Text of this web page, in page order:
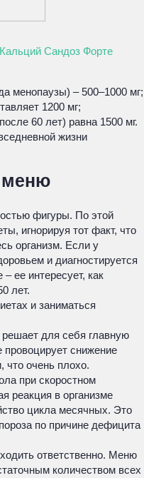
Сандоз Форте
менопаузы) – 500–1000 мг;
1200 мг;
60 лет) равна 1500 мг.
жизни
меню
фигуры. По этой
игнорируя тот факт, что
организм. Если у
и диагностируется
ее интересует, как
лет.
и заниматься
для себя главную
провоцирует снижение
что очень плохо.
при скоростном
реакция в организме
цикла месячных. Это
по причине дефицита
ответственно. Меню
количеством всех